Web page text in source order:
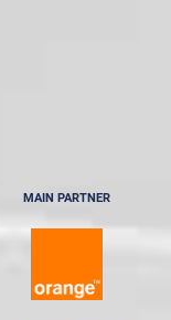
MAIN PARTNER